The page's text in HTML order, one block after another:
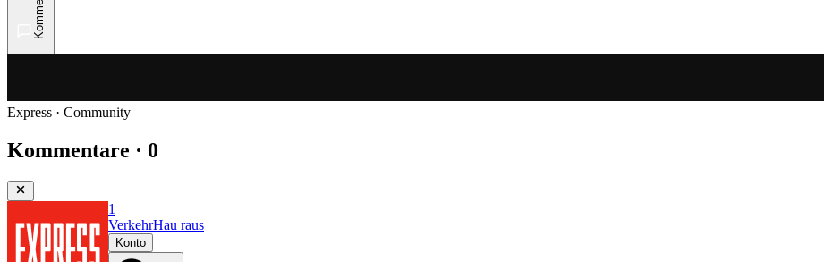
Express · Community
Kommentare · 0
1
VerkehrHau raus
Konto